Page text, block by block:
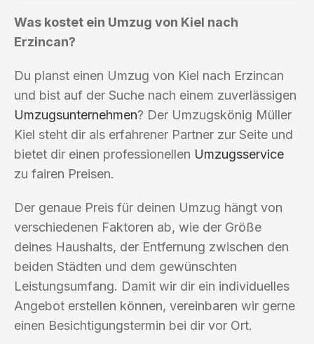
Was kostet ein Umzug von Kiel nach
Erzincan?
Du planst einen Umzug von Kiel nach Erzincan
und bist auf der Suche nach einem zuverlässigen
Umzugsunternehmen? Der Umzugskönig Müller
Kiel steht dir als erfahrener Partner zur Seite und
bietet dir einen professionellen Umzugsservice
zu fairen Preisen.
Der genaue Preis für deinen Umzug hängt von
verschiedenen Faktoren ab, wie der Größe
deines Haushalts, der Entfernung zwischen den
beiden Städten und dem gewünschten
Leistungsumfang. Damit wir dir ein individuelles
Angebot erstellen können, vereinbaren wir gerne
einen Besichtigungstermin bei dir vor Ort.